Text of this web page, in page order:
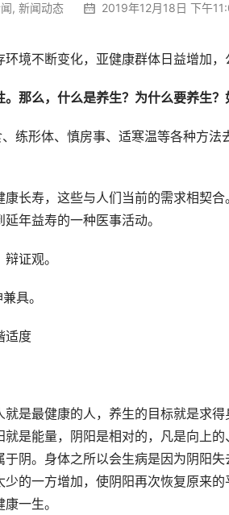
, 新闻动态 2019年12月18日 下午
境不断变化，亚健康群体日益增加，
那么，什么是养生？为什么要养生？
练形体、慎房事、适寒温等各种方
长寿，这些与人们当前的需求相契
年益寿的一种医事活动。
证观。
具。
适度
是最健康的人，养生的目标就是求
是能量，阴阳是相对的，凡是向上
阴。身体之所以会生病是因为阴阳
的一方增加，使阴阳再次恢复原来
一生。